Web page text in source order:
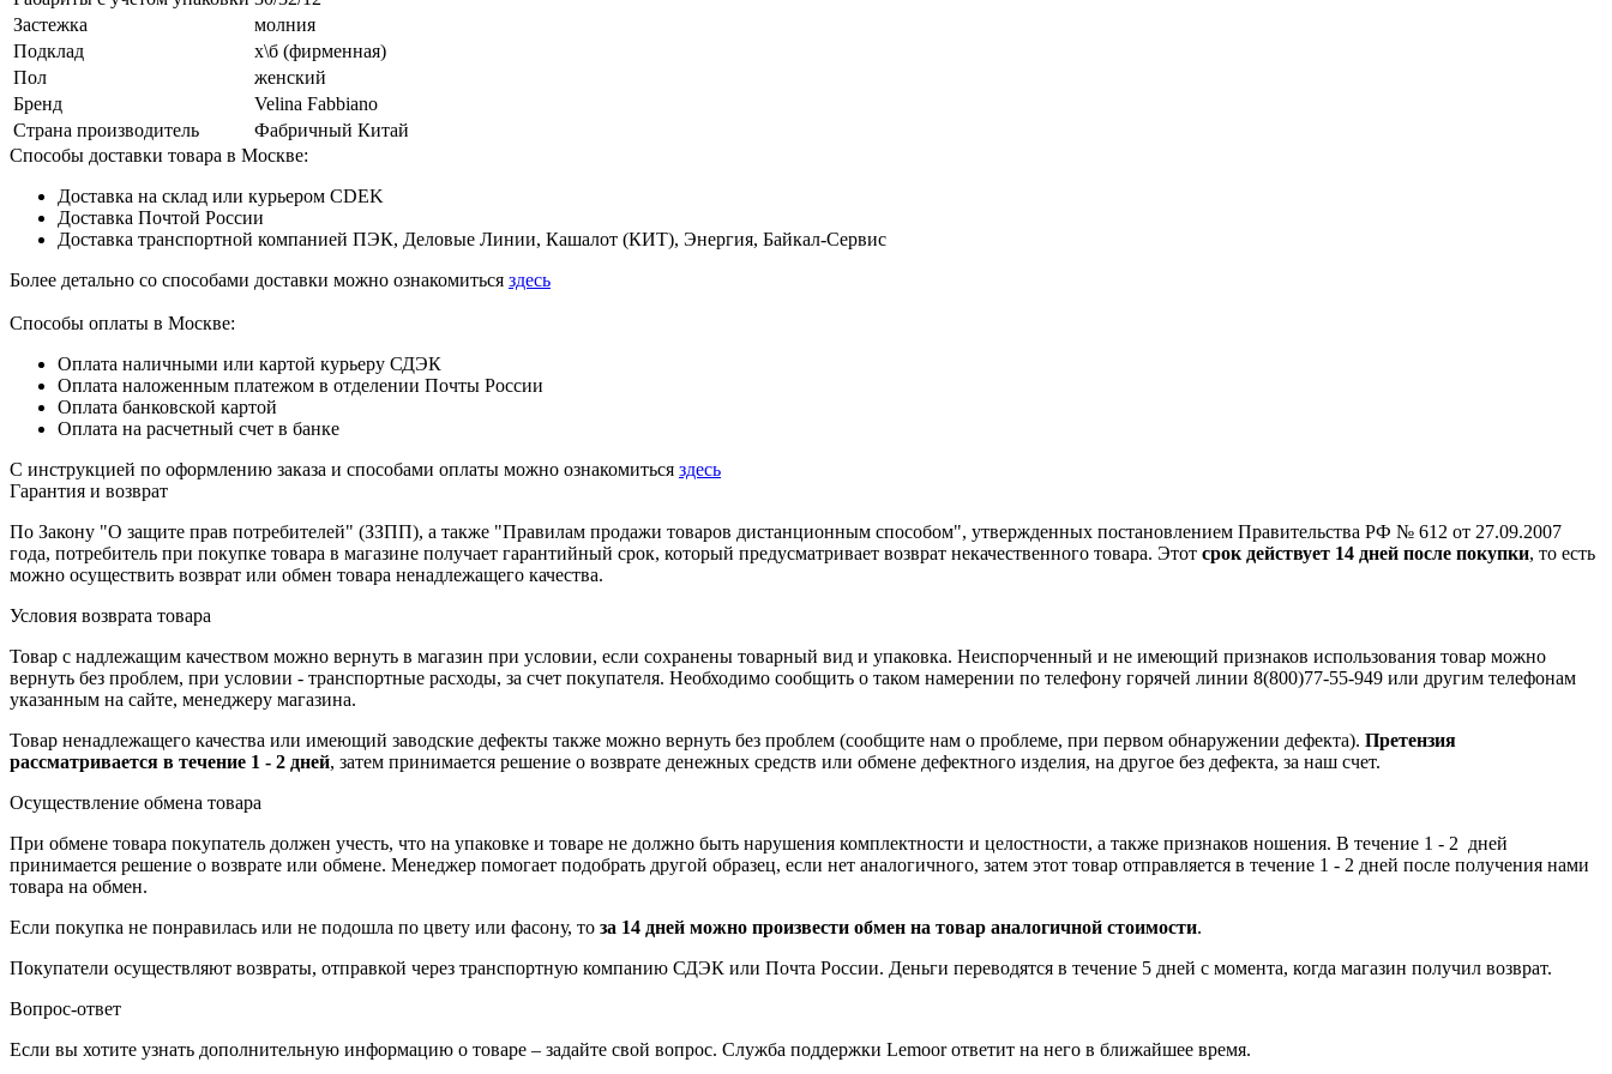
Застежка
молния
Подклад
х\б (фирменная)
Пол
женский
Бренд
Velina Fabbiano
Страна производитель
Фабричный Китай
Способы доставки товара в Москве:
Доставка на склад или курьером CDEK
Доставка Почтой России
Доставка транспортной компанией ПЭК, Деловые Линии, Кашалот (КИТ), Энергия, Байкал-Сервис
Более детально со способами доставки можно ознакомиться здесь
Способы оплаты в Москве:
Оплата наличными или картой курьеру СДЭК
Оплата наложенным платежом в отделении Почты России
Оплата банковской картой
Оплата на расчетный счет в банке
С инструкцией по оформлению заказа и способами оплаты можно ознакомиться здесь
Гарантия и возврат
По Закону "О защите прав потребителей" (ЗЗПП), а также "Правилам продажи товаров дистанционным способом", утвержденных постановлением Правительства РФ № 612 от 27.09.2007
года, потребитель при покупке товара в магазине получает гарантийный срок, который предусматривает возврат некачественного товара. Этот срок действует 14 дней после покупки, то есть
можно осуществить возврат или обмен товара ненадлежащего качества.
Условия возврата товара
Товар с надлежащим качеством можно вернуть в магазин при условии, если сохранены товарный вид и упаковка. Неиспорченный и не имеющий признаков использования товар можно
вернуть без проблем, при условии - транспортные расходы, за счет покупателя. Необходимо сообщить о таком намерении по телефону горячей линии 8(800)77-55-949 или другим телефонам
указанным на сайте, менеджеру магазина.
Товар ненадлежащего качества или имеющий заводские дефекты также можно вернуть без проблем (сообщите нам о проблеме, при первом обнаружении дефекта). Претензия
рассматривается в течение 1 - 2 дней, затем принимается решение о возврате денежных средств или обмене дефектного изделия, на другое без дефекта, за наш счет.
Осуществление обмена товара
При обмене товара покупатель должен учесть, что на упаковке и товаре не должно быть нарушения комплектности и целостности, а также признаков ношения. В течение 1 - 2 дней
принимается решение о возврате или обмене. Менеджер помогает подобрать другой образец, если нет аналогичного, затем этот товар отправляется в течение 1 - 2 дней после получения нами
товара на обмен.
Если покупка не понравилась или не подошла по цвету или фасону, то за 14 дней можно произвести обмен на товар аналогичной стоимости.
Покупатели осуществляют возвраты, отправкой через транспортную компанию СДЭК или Почта России. Деньги переводятся в течение 5 дней с момента, когда магазин получил возврат.
Вопрос-ответ
Если вы хотите узнать дополнительную информацию о товаре – задайте свой вопрос. Служба поддержки Lemoor ответит на него в ближайшее время.